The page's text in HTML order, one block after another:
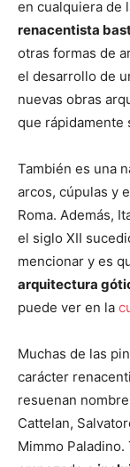
en cualquiera de
renacentista
otras formas de
el desarrollo de
nuevas obras
que rápidamente
También es una
arcos, cúpulas y
Roma. Además,
el siglo XII
mencionar y es
arquitectura
puede ver en la
Muchas de las
carácter
resuenan
Cattelan,
Mimmo